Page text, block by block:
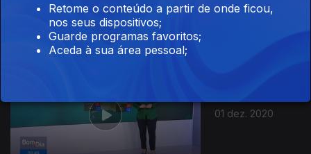
01 dez. 2020
Retome o conteúdo a partir de onde ficou,
nos seus dispositivos;
Guarde programas favoritos;
Aceda à sua área pessoal;